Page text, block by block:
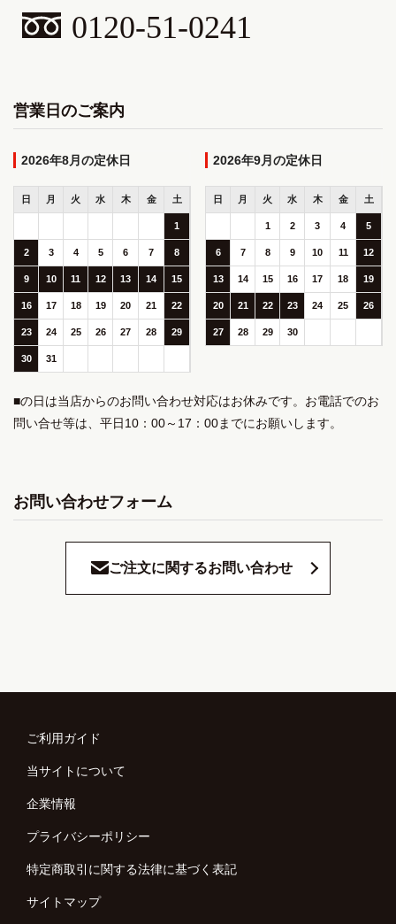
0120-51-0241
営業日のご案内
2026年8月
日 月 火 水 木 金 土
1
2 3 4 5 6 7 8
9 10 11 12 13 14 15
16 17 18 19 20 21 22
23 24 25 26 27 28 29
30 31
2026年9月
日 月 火 水 木 金 土
1 2 3 4 5
6 7 8 9 10 11 12
13 14 15 16 17 18 19
20 21 22 23 24 25 26
27 28 29 30
■の日は当店からのお問い合わせ対応はお休みです。お電話でのお
問い合せ等は、平日10：00～17：00までにお願いします。
お問い合わせフォーム
ご注文に関するお問い合わせ
ご利用ガイド
当サイトについて
企業情報
プライバシーポリシー
特定商取引に関する法律に基づく表記
サイトマップ